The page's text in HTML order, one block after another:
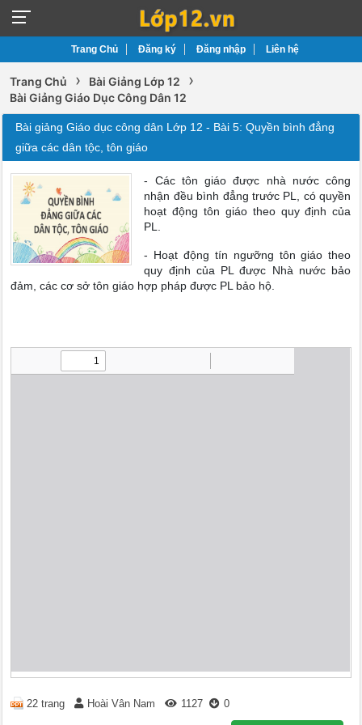
Trang Chủ Đăng ký Đăng nhập Liên hệ
Trang Chủ › Bài Giảng Lớp 12 ›
Bài Giảng Giáo Dục Công Dân 12
Bài giảng Giáo dục công dân Lớp 12 - Bài 5: Quyền bình đẳng
giữa các dân tộc, tôn giáo
- Các tôn giáo được nhà nước công
nhận đều bình đẳng trước PL, có quyền
hoạt động tôn giáo theo quy định của
PL.
- Hoạt động tín ngưỡng tôn giáo theo
quy định của PL được Nhà nước bảo
đảm, các cơ sở tôn giáo hợp pháp được PL bảo hộ.
22 trang Hoài Vân Nam 1127 0